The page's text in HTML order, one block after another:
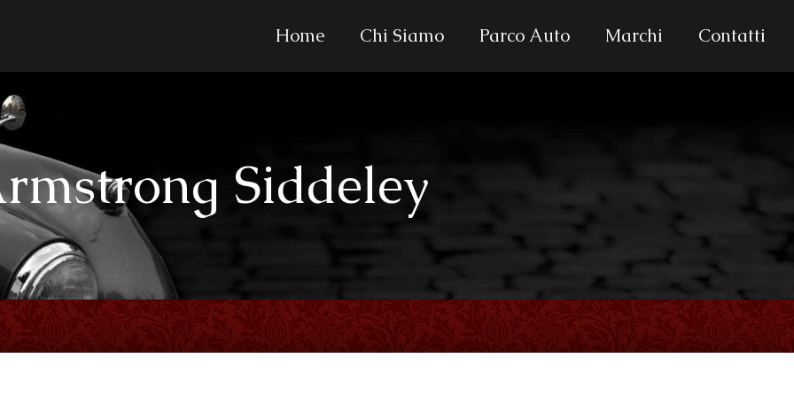
Home Chi Siamo Parco Auto Marchi Contatti
Siddeley